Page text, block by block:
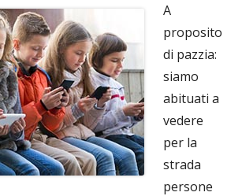
A
proposito
di pazzia:
siamo
abituati a
vedere
per la
strada
persone